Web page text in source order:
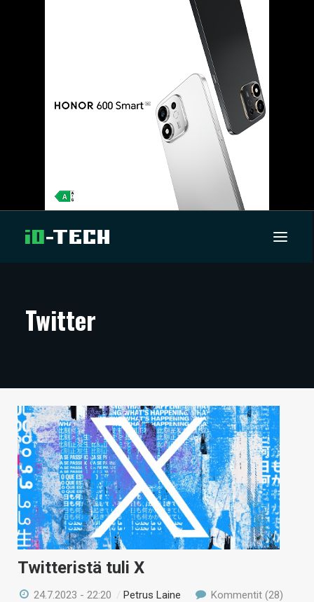
ARTIKKELIT
TECHBBS
TIETOA
HINTA.FI
KAUPPA
VAIHDA TEEMA
Twitter
Twitteristä tuli X
24.7.2023 - 22:20 /Petrus Laine Kommentit (28)